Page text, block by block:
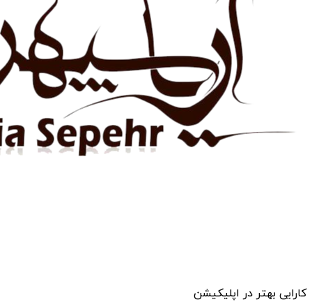
کارایی بهتر در اپلیکیشن